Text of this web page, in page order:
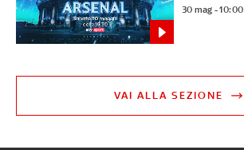
30 mag - 10:00
VAI ALLA SEZIONE